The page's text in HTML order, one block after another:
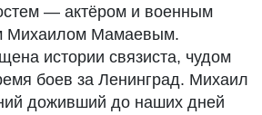
— актёром и военным
Михаилом Мамаевым.
истории связиста, чудом
боев за Ленинград. Михаил
доживший до наших дней